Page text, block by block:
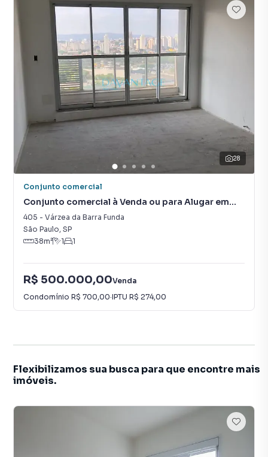
28
Conjunto comercial
Conjunto comercial à Venda ou para Alugar em
Várzea da Barra Funda
405 - Várzea da Barra Funda
São Paulo, SP
38m² 1 1
R$ 500.000,00Venda
Condomínio R$ 700,00·IPTU R$ 274,00
Flexibilizamos sua busca para que encontre mais
imóveis.